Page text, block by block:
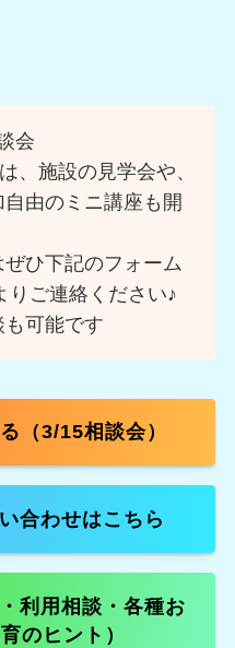
会
、施設の見学会や、
由のミニ講座も開
ひ下記のフォーム
りご連絡ください♪
可能です
（3/15相談会）
合わせはこちら
利用相談・各種お
のヒント）